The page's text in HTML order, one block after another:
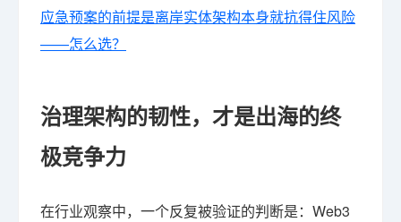
应急预案的前提是离岸实体架构本身就抗得住风险
——怎么选？
治理架构的韧性，才是出海的终
极竞争力
在行业观察中，一个反复被验证的判断是：Web3